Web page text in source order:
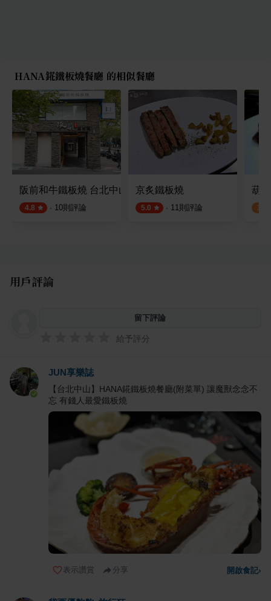
HANA錵鐵板燒餐廳 的相似餐廳
阪前和牛鐵板燒 台北中山北店
4.8 · 10則評論
京炙鐵板燒
5.0 · 11則評論
葫
3.1
用戶評論
留下評論
給予評分
JUN享樂誌
【台北中山】HANA錵鐵板燒餐廳(附菜單) 讓魔獸念念不
忘 有錢人最愛鐵板燒
表示讚賞 分享 開啟食記›